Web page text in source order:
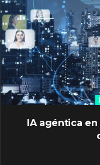
IA agéntica